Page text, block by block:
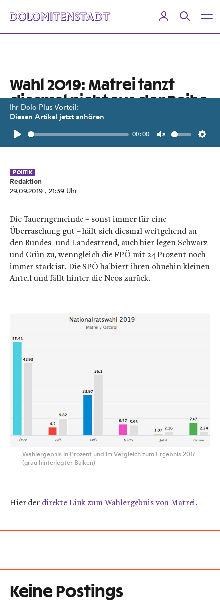
Ihr Dolo Plus Vorteil:
Diesen Artikel jetzt anhören
Play
00:00
Unmute
Wahl 2019: Matrei tanzt
diesmal nicht aus der Reihe
Die ÖVP gewinnt, die FPÖ bleibt
trotz Verlusten relativ stark.
Politik
Redaktion
29.09.2019 , 21:39 Uhr
Die Tauerngemeinde – sonst immer für eine
Überraschung gut – hält sich diesmal weitgehend an
den Bundes- und Landestrend, auch hier legen Schwarz
und Grün zu, wenngleich die FPÖ mit 24 Prozent noch
immer stark ist. Die SPÖ halbiert ihren ohnehin kleinen
Anteil und fällt hinter die Neos zurück.
Wahlergebnis in Prozent und im Vergleich zum Ergebnis 2017
(grau hinterlegter Balken)
Hier der direkte Link zum Wahlergebnis von Matrei.
Keine Postings